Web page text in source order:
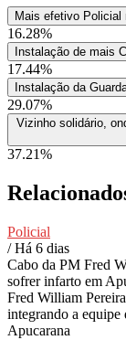
Mais efetivo Policial
16.28%
Instalação de mais
17.44%
Instalação da
29.07%
Vizinho solidário,
37.21%
Policial
/ Há 6 dias
Cabo da PM Fred
sofrer infarto em
Fred William
integrando a
Apucarana